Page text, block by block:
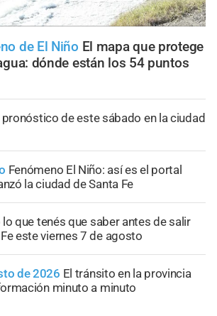
de El Niño El mapa que protege
dónde están los 54 puntos
pronóstico de este sábado en la ciudad
Fenómeno El Niño: así es el portal
la ciudad de Santa Fe
que tenés que saber antes de salir
este viernes 7 de agosto
de 2026 El tránsito en la provincia
minuto a minuto